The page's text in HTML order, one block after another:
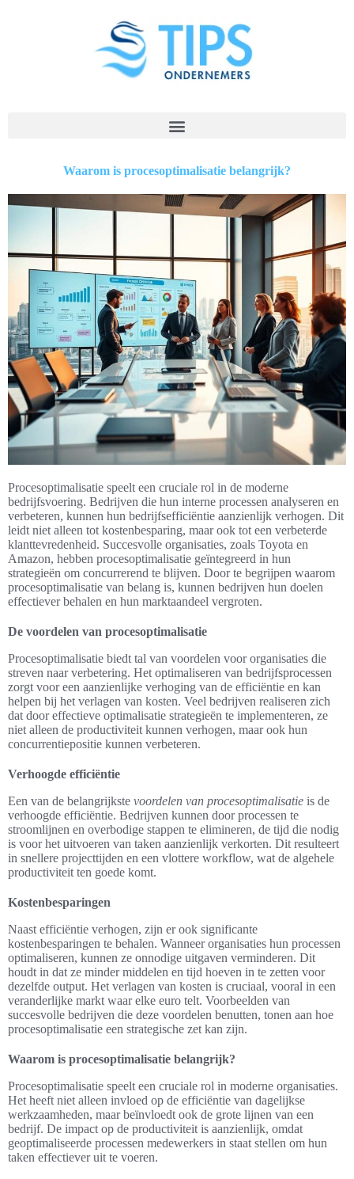
Waarom is procesoptimalisatie belangrijk?
Procesoptimalisatie speelt een cruciale rol in de moderne
bedrijfsvoering. Bedrijven die hun interne processen analyseren en
verbeteren, kunnen hun bedrijfsefficiëntie aanzienlijk verhogen. Dit
leidt niet alleen tot kostenbesparing, maar ook tot een verbeterde
klanttevredenheid. Succesvolle organisaties, zoals Toyota en
Amazon, hebben procesoptimalisatie geïntegreerd in hun
strategieën om concurrerend te blijven. Door te begrijpen waarom
procesoptimalisatie van belang is, kunnen bedrijven hun doelen
effectiever behalen en hun marktaandeel vergroten.
De voordelen van procesoptimalisatie
Procesoptimalisatie biedt tal van voordelen voor organisaties die
streven naar verbetering. Het optimaliseren van bedrijfsprocessen
zorgt voor een aanzienlijke verhoging van de efficiëntie en kan
helpen bij het verlagen van kosten. Veel bedrijven realiseren zich
dat door effectieve optimalisatie strategieën te implementeren, ze
niet alleen de productiviteit kunnen verhogen, maar ook hun
concurrentiepositie kunnen verbeteren.
Verhoogde efficiëntie
Een van de belangrijkste voordelen van procesoptimalisatie is de
verhoogde efficiëntie. Bedrijven kunnen door processen te
stroomlijnen en overbodige stappen te elimineren, de tijd die nodig
is voor het uitvoeren van taken aanzienlijk verkorten. Dit resulteert
in snellere projecttijden en een vlottere workflow, wat de algehele
productiviteit ten goede komt.
Kostenbesparingen
Naast efficiëntie verhogen, zijn er ook significante
kostenbesparingen te behalen. Wanneer organisaties hun processen
optimaliseren, kunnen ze onnodige uitgaven verminderen. Dit
houdt in dat ze minder middelen en tijd hoeven in te zetten voor
dezelfde output. Het verlagen van kosten is cruciaal, vooral in een
veranderlijke markt waar elke euro telt. Voorbeelden van
succesvolle bedrijven die deze voordelen benutten, tonen aan hoe
procesoptimalisatie een strategische zet kan zijn.
Waarom is procesoptimalisatie belangrijk?
Procesoptimalisatie speelt een cruciale rol in moderne organisaties.
Het heeft niet alleen invloed op de efficiëntie van dagelijkse
werkzaamheden, maar beïnvloedt ook de grote lijnen van een
bedrijf. De impact op de productiviteit is aanzienlijk, omdat
geoptimaliseerde processen medewerkers in staat stellen om hun
taken effectiever uit te voeren.